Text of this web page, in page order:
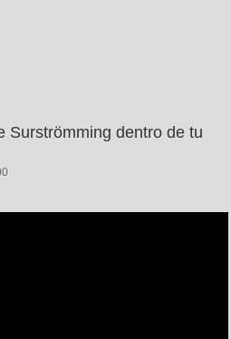
Surströmming dentro de tu